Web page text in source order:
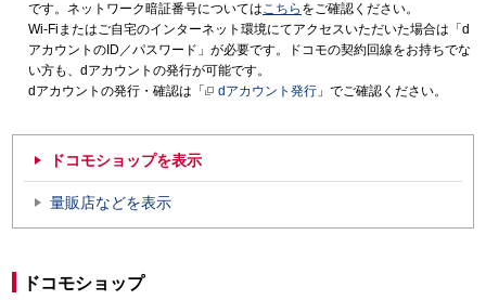
です。ネットワーク暗証番号についてはこちら をご確認ください。
Wi-Fiまたはご自宅のインターネット環境にてアクセスいただいた場合は「d
アカウントのID／パスワード」が必要です。ドコモの契約回線をお持ちでな
い方も、dアカウントの発行が可能です。
dアカウントの発行・確認は「
dアカウント発行 」でご確認ください。
ドコモショップを表示
量販店などを表示
ドコモショップ